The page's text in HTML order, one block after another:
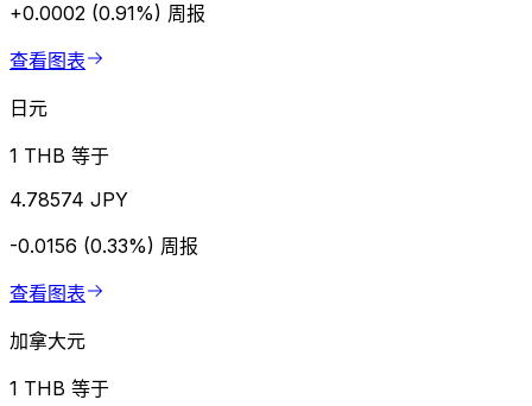
+0.0002 (0.91%) 周报
查看图表
日元
1 THB 等于
4.78574 JPY
-0.0156 (0.33%) 周报
查看图表
加拿大元
1 THB 等于